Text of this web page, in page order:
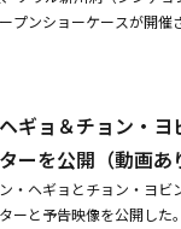
プンショーケースが開催
魔を葬る者」の続編で
了承ください。・ソン・
スターを公開・ソン・ヘ
開
ギョ＆チョン・
ーを公開（動画あ
・ヘギョとチョン・ヨ
ーと予告映像を公開し